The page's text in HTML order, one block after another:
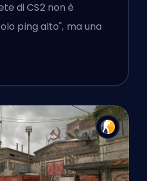
di CS2 non è
ping alto", ma una